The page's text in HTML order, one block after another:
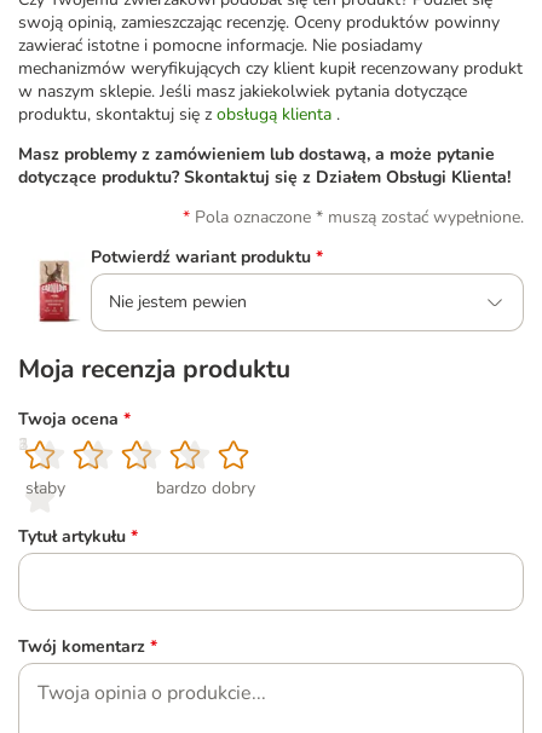
swoją opinią, zamieszczając recenzję. Oceny produktów powinny
zawierać istotne i pomocne informacje. Nie posiadamy
mechanizmów weryfikujących czy klient kupił recenzowany produkt
w naszym sklepie. Jeśli masz jakiekolwiek pytania dotyczące
produktu, skontaktuj się z obsługą klienta .
Masz problemy z zamówieniem lub dostawą, a może pytanie
dotyczące produktu? Skontaktuj się z Działem Obsługi Klienta!
Pola oznaczone * muszą zostać wypełnione.
Potwierdź wariant produktu *
Nie jestem pewien
Moja recenzja produktu
Twoja ocena *
1
słaby
2
3
4
5
bardzo dobry
Tytuł artykułu *
Twój komentarz *